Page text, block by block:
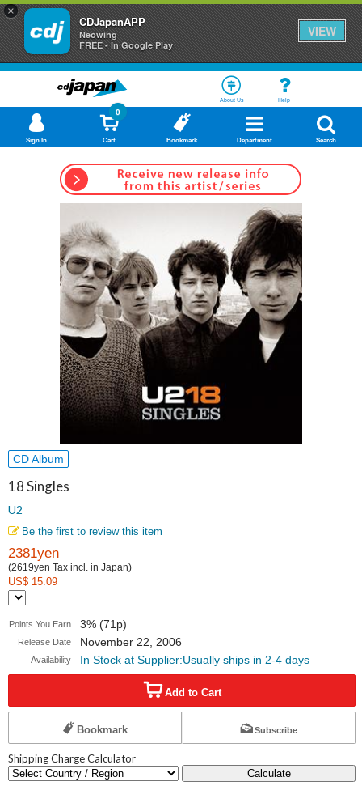
×
CDJapanAPP
Neowing
FREE - In Google Play
VIEW
About Us Help
Sign In Cart
0
Bookmark Department Search
CD Album
18 Singles
U2
Be the first to review this item
2381yen
(2619yen Tax incl. in Japan)
US$ 15.09
Points You Earn 3% (71p)
Release Date November 22, 2006
Availability In Stock at Supplier:Usually ships in 2-4 days
Add to Cart
Bookmark Subscribe
Shipping Charge Calculator
Calculate